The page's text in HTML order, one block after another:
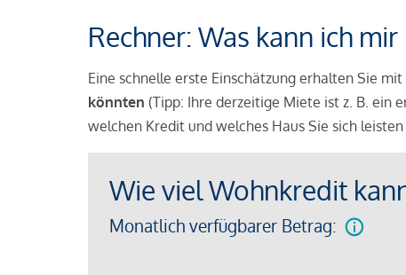
Rechner: Was kann ich mir
Eine schnelle erste Einschätzung erhalten Sie
könnten (Tipp: Ihre derzeitige Miete ist z. B. ein
welchen Kredit und welches Haus Sie sich leisten
Wie viel Wohnkredit
Monatlich verfügbarer Betrag: